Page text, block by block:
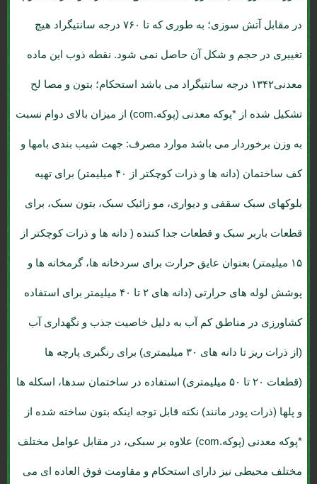
در مقابل آتش سوزی؛ به طوری که تا ۷۶۰ درجه سانتیگراد هیچ
تغییری در حجم و شکل آن حاصل نمی شود. نقطه ذوب این ماده
معدنی۱۳۴۲ درجه سانتیگراد می باشد استحکام؛ بتون و مصا لح
تشکیل شده از *پوکه معدنی (پوکه.com) از میزان بالای دوام نسبت
به وزن برخوردار می باشد موارد مصرف: جهت شیب بندی بامها و
کف ساختمان (دانه ها و ذرات کوچکتر از ۴۰ میلیمتر) برای تهیه
بلوکهای سبک سقفی و دیواری، مو زائیک سبک، بتون سبک، برای
قطعات باربر سبک و قطعات جدا کننده ( دانه ها و ذرات کوچکتر از
۱۵ میلیمتر) بعنوان عایق حرارت برای سردخانه ها، گرمخانه ها و
پوشش لوله های حرارتی (دانه های ۲ تا ۴۰ میلیمتر برای استفاده
کشاورزی در مناطق کم آب به دلیل خاصیت جذب و نگهداری آب
(از ذرات ریز تا دانه های ۳۰ میلیمتری) برای رنگبری پارچه ها
(قطعات ۲۰ تا ۵۰ میلیمتری) استفاده در ساختمان سدها، اسکله ها
و پلها (ذرات پودر مانند) نکته قابل توجه اینکه بتون ساخته شده از
*پوکه معدنی (پوکه.com) علاوه بر سبکی، در مقابل عوامل مختلف
مختلف محیطی نیز دارای استحکام و مقاومت فوق العاده ای می